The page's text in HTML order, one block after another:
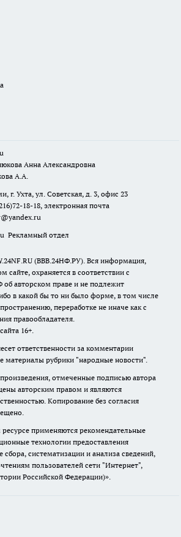
Анна Александровна
А.А.
г. Ухта, ул. Советская, д. 3, офис 23
18-18, электронная почта
Рекламный отдел
(ВВВ.24НФ.РУ). Вся информация,
сайте, охраняется в соответствии с
об авторском праве и не подлежит
в какой бы то ни было форме, в том числе
переработке не иначе как с
правообладателя.
16+.
ответственности за комментарии
материалы рубрики "народные новости".
отмеченные подписью автора
авторским правом и являются
Копирование без согласия
применяются рекомендательные
технологии предоставления
систематизации и анализа сведений,
пользователей сети "Интернет",
Российской Федерации)».